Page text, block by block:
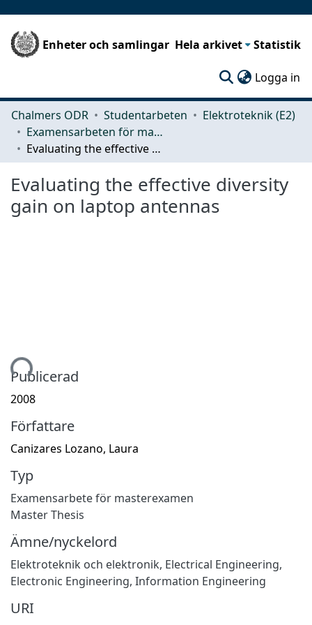
Enheter och samlingar Hela arkivet Statistik
Logga in
Chalmers ODR Studentarbeten
Elektroteknik (E2)
Examensarbeten för masterexamen
Evaluating the effective diversity gain on laptop antennas
Evaluating the effective diversity
gain on laptop antennas
Publicerad
2008
Författare
Canizares Lozano, Laura
Typ
Examensarbete för masterexamen
Master Thesis
Ämne/nyckelord
Elektroteknik och elektronik, Electrical Engineering,
Electronic Engineering, Information Engineering
URI